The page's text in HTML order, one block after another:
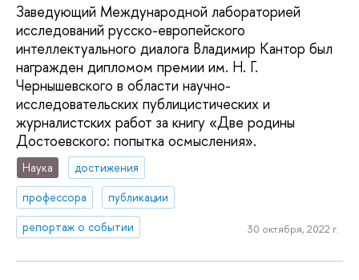
Заведующий Международной лабораторией
исследований русско-европейского
интеллектуального диалога Владимир Кантор был
награжден дипломом премии им. Н. Г.
Чернышевского в области научно-
исследовательских публицистических и
журналистских работ за книгу «Две родины
Достоевского: попытка осмысления».
Наука
достижения
профессора
публикации
репортаж о событии
30 октября, 2022 г.